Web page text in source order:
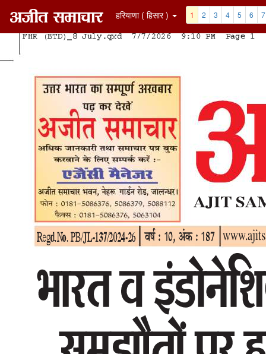
हरियाणा ( हिसार ) 1 2 3 4 5 6 7